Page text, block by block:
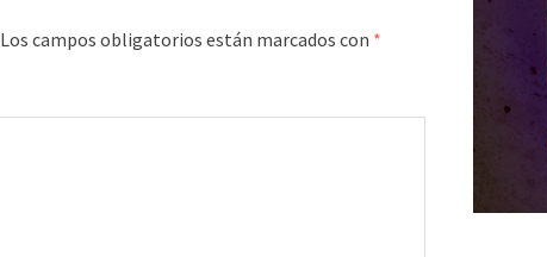
Los campos obligatorios están marcados con *